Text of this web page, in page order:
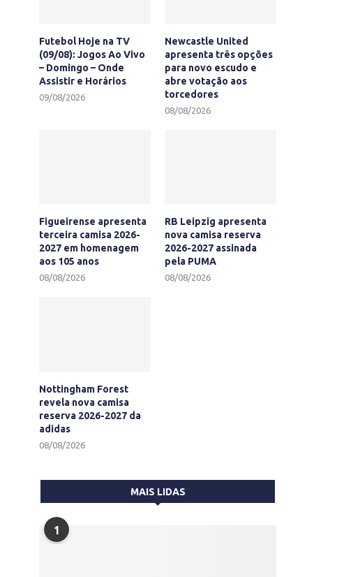
Futebol Hoje na TV
(09/08): Jogos Ao Vivo
– Domingo – Onde
Assistir e Horários
09/08/2026
Newcastle United
apresenta três opções
para novo escudo e
abre votação aos
torcedores
08/08/2026
Figueirense apresenta
terceira camisa 2026-
2027 em homenagem
aos 105 anos
08/08/2026
RB Leipzig apresenta
nova camisa reserva
2026-2027 assinada
pela PUMA
08/08/2026
Nottingham Forest
revela nova camisa
reserva 2026-2027 da
adidas
08/08/2026
MAIS LIDAS
1